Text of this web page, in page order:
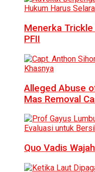
Menerka
PFII
Alleged Abuse
Mas Removal
Quo Vadis